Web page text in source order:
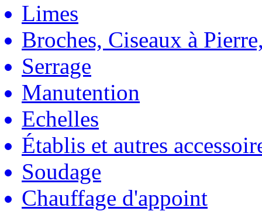
Limes
Broches, Ciseaux à
Serrage
Manutention
Echelles
Établis et autres
Soudage
Chauffage d'appoint